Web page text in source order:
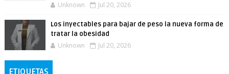
Unknown Jul 20, 2026
Los inyectables para bajar de peso la nueva forma de
tratar la obesidad
Unknown Jul 20, 2026
ETIQUETAS